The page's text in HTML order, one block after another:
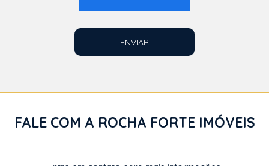
ENVIAR
FALE COM A ROCHA FORTE IMÓVEIS